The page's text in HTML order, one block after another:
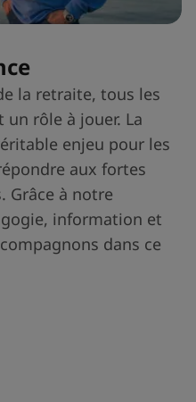
la retraite, tous les
rôle à jouer. La
enjeu pour les
aux fortes
Grâce à notre
information et
dans ce